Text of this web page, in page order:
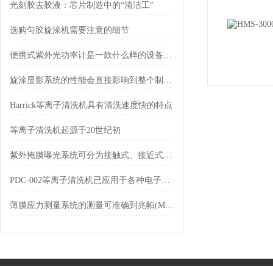
光刻胶去胶液：芯片制造中的“清洁工”
选购匀胶旋涂机需要注意的细节
便携式紫外光功率计是一款什么样的设备呢？
旋涂显影系统的性能会直接影响到整个制造工艺的质量和效率
Harrick等离子清洗机具有清洗速度快的特点
等离子清洗机起源于20世纪初
紫外掩膜曝光系统可分为接触式、接近式和投影式三种
PDC-002等离子清洗机已应用于各种电子元件的制造
薄膜应力测量系统的测量可准确到兆帕(MPa)甚至更高量级